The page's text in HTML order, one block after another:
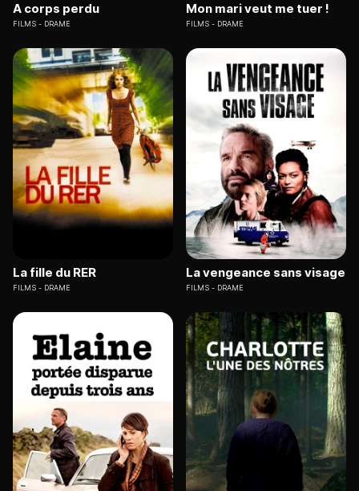
A corps perdu
FILMS DRAME
Mon mari veut me tuer !
FILMS DRAME
La fille du RER
FILMS DRAME
La vengeance sans visage
FILMS DRAME